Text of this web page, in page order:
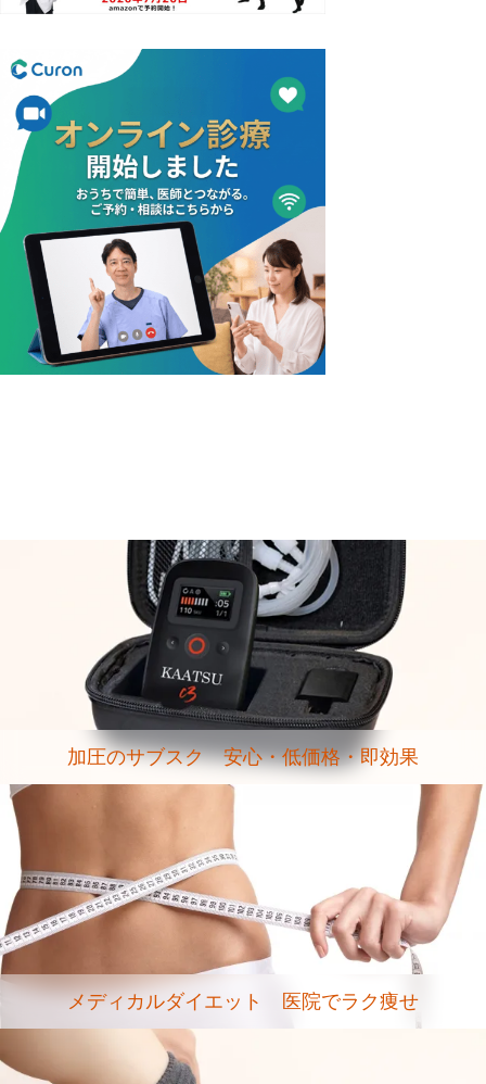
加圧のサブスク 安心・低価格・即効果
メディカルダイエット 医院でラク痩せ